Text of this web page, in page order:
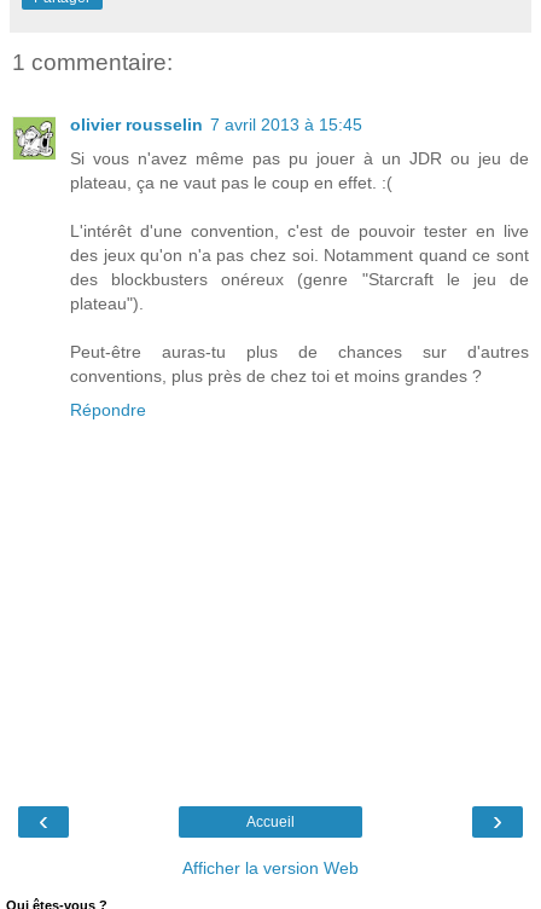
1 commentaire:
olivier rousselin 7 avril 2013 à 15:45
Si vous n'avez même pas pu jouer à un JDR ou jeu de
plateau, ça ne vaut pas le coup en effet. :(
L'intérêt d'une convention, c'est de pouvoir tester en live
des jeux qu'on n'a pas chez soi. Notamment quand ce sont
des blockbusters onéreux (genre "Starcraft le jeu de
plateau").
Peut-être auras-tu plus de chances sur d'autres
conventions, plus près de chez toi et moins grandes ?
Répondre
‹ ›
Accueil
Afficher la version Web
Qui êtes-vous ?